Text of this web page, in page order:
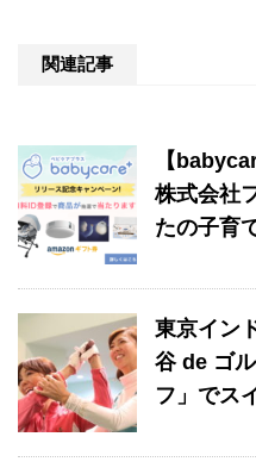
関連記事
【
株式会社
たの子育
東京イン
谷 de ゴ
フ」でス